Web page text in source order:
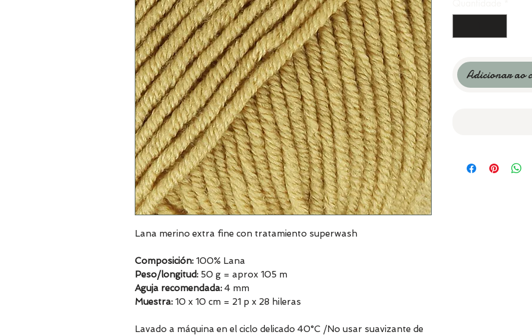
Lana merino extra fine con tratamiento superwash
Composición: 100% Lana
Peso/longitud: 50 g = aprox 105 m
Aguja recomendada: 4 mm
Muestra: 10 x 10 cm = 21 p x 28 hileras
Lavado a máquina en el ciclo delicado 40°C /No usar suavizante de
Adicionar ao